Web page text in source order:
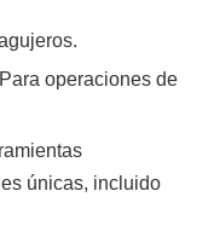
Para operaciones de
únicas, incluido